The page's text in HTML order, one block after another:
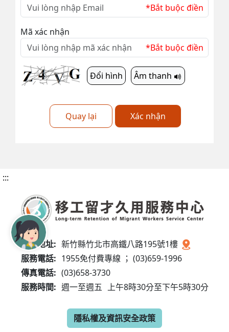
*Bắt buộc điền
Mã xác nhận
*Bắt buộc điền
Đổi hình Âm thanh
Quay lại Xác nhận
:::
服務地址: 新竹縣竹北市高鐵八路195號1樓
服務電話: 1955免付費專線 ； (03)659-1996
傳真電話: (03)658-3730
服務時間: 週一至週五 上午8時30分至下午5時30分
隱私權及資訊安全政策